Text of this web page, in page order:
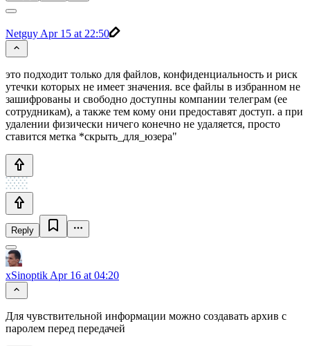
Netguy Apr 15 at 22:50
это подходит только для файлов, конфиденциальность и риск
утечки которых не имеет значения. все файлы в избранном не
зашифрованы и свободно доступны компании телеграм (ее
сотрудникам), а также тем кому они предоставят доступ. а при
удалении физически ничего конечно не удаляется, просто
ставится метка *скрыть_для_юзера"
Reply
xSinoptik Apr 16 at 04:20
Для чувствительной информации можно создавать архив с
паролем перед передачей